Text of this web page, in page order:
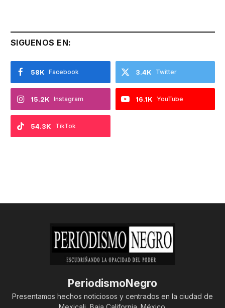
SIGUENOS EN:
Facebook
58K Twitter
3.4K
Instagram
15.2K YouTube
16.1K
TikTok
54.3K
PeriodismoNegro
Presentamos hechos noticiosos y centrados en la ciudad de